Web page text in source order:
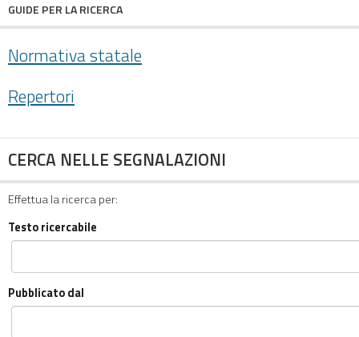
GUIDE PER LA RICERCA
Normativa statale
Repertori
CERCA NELLE SEGNALAZIONI
Effettua la ricerca per:
Testo ricercabile
Pubblicato dal